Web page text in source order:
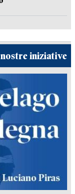
iniziative